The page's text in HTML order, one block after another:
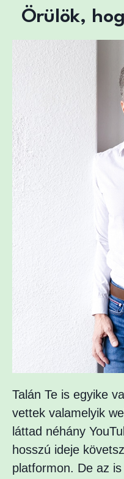
Örülök,
Talán Te is egyike
vettek valamelyik
láttad néhány
hosszú ideje
platformon. De az